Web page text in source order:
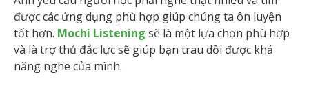
được các ứng dụng phù hợp giúp chúng ta ôn luyện
tốt hơn. Mochi Listening sẽ là một lựa chọn phù hợp
và là trợ thủ đắc lực sẽ giúp bạn trau dồi được khả
năng nghe của mình.